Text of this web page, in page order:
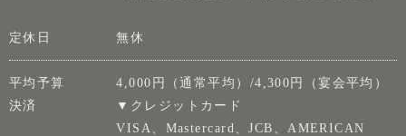
定休日 無休
平均予算
4,000円（通常平均）/4,300円（宴会平均）
決済
▼クレジットカード
VISA、Mastercard、JCB、AMERICAN